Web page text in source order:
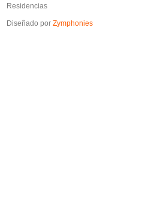
Residencias
Diseñado porZymphonies